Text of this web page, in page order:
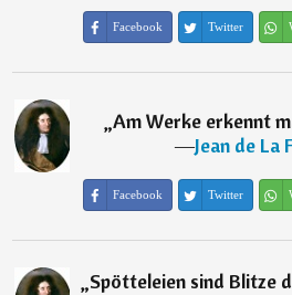
Facebook Twitter
„Am Werke erkennt
―Jean de La
Facebook Twitter
„Spötteleien sind Blitze